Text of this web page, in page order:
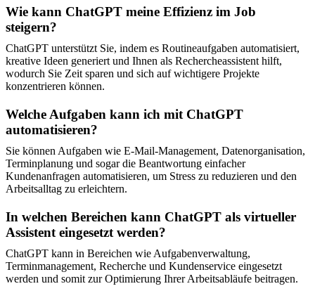
Wie kann ChatGPT meine Effizienz im Job
steigern?
ChatGPT unterstützt Sie, indem es Routineaufgaben automatisiert,
kreative Ideen generiert und Ihnen als Rechercheassistent hilft,
wodurch Sie Zeit sparen und sich auf wichtigere Projekte
konzentrieren können.
Welche Aufgaben kann ich mit ChatGPT
automatisieren?
Sie können Aufgaben wie E-Mail-Management, Datenorganisation,
Terminplanung und sogar die Beantwortung einfacher
Kundenanfragen automatisieren, um Stress zu reduzieren und den
Arbeitsalltag zu erleichtern.
In welchen Bereichen kann ChatGPT als virtueller
Assistent eingesetzt werden?
ChatGPT kann in Bereichen wie Aufgabenverwaltung,
Terminmanagement, Recherche und Kundenservice eingesetzt
werden und somit zur Optimierung Ihrer Arbeitsabläufe beitragen.